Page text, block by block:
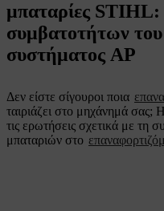
μπαταρίες
συμβατοτήτων
συστήματος AP
Δεν είστε σίγουροι ποια
ταιριάζει στο μηχάνημά σας;
τις ερωτήσεις σχετικά με τη
μπαταριών στο